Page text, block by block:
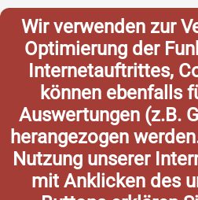
Wir verwenden zur
Optimierung der
Internetauftrittes,
können ebenfalls
Auswertungen (z.B.
herangezogen
Nutzung unserer
mit Anklicken des